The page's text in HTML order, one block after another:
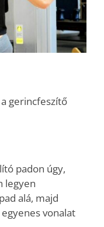
gerincfeszítő
padon úgy,
legyen
alá, majd
vonalat